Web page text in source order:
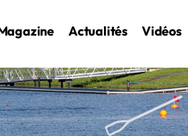
Actualités Vidéos